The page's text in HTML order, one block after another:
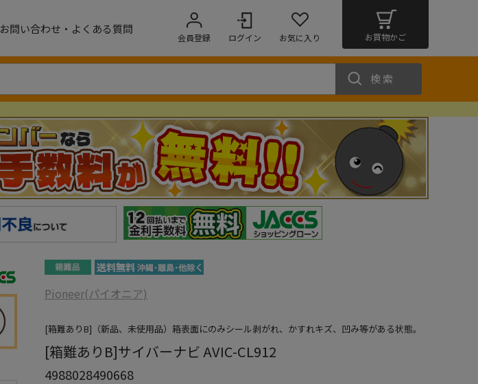
お問い合わせ・よくある質問
会員登録 ログイン お気に入り お買物かご
検索
Pioneer(パイオニア)
[箱難ありB]（新品、未使用品）箱表面にのみシール剥がれ、かすれキズ、凹み等がある状態。
[箱難ありB]サイバーナビ AVIC-CL912
4988028490668